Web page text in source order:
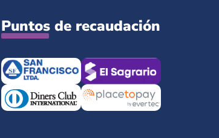
Puntos de recaudación